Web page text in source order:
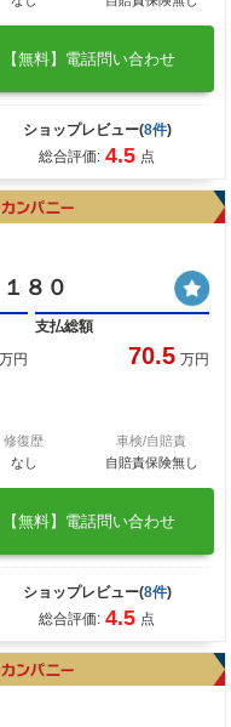
【無料】電話問い合わせ
ショップレビュー(8件)
総合評価: 4.5 点
８０
万円
支払総額
70.5 万円
修復歴
なし
車検/自賠責
自賠責保険無し
【無料】電話問い合わせ
ショップレビュー(8件)
総合評価: 4.5 点